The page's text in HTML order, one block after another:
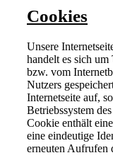
Cookies
Unsere
handelt es sich
bzw. vom
Nutzers
Internetseite auf,
Betriebssystem
Cookie enthält
eine eindeutige
erneuten Aufrufen